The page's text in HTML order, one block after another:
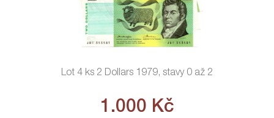
Lot 4 ks 2 Dollars 1979, stavy 0 až 2
1.000 Kč